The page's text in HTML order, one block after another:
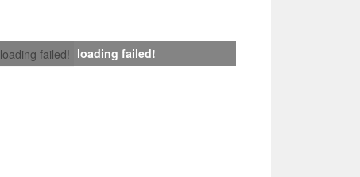
loading failed! loading failed!